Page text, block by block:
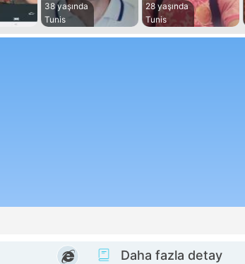
38 yaşında
Tunis
28 yaşında
Tunis
Daha fazla detay